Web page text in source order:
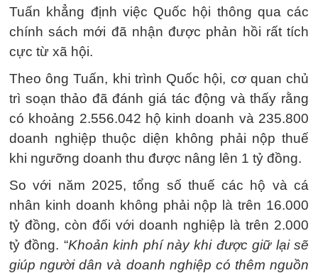
Tuấn khẳng định việc Quốc hội thông qua các
chính sách mới đã nhận được phản hồi rất tích
cực từ xã hội.
Theo ông Tuấn, khi trình Quốc hội, cơ quan chủ
trì soạn thảo đã đánh giá tác động và thấy rằng
có khoảng 2.556.042 hộ kinh doanh và 235.800
doanh nghiệp thuộc diện không phải nộp thuế
khi ngưỡng doanh thu được nâng lên 1 tỷ đồng.
So với năm 2025, tổng số thuế các hộ và cá
nhân kinh doanh không phải nộp là trên 16.000
tỷ đồng, còn đối với doanh nghiệp là trên 2.000
tỷ đồng. “Khoản kinh phí này khi được giữ lại sẽ
giúp người dân và doanh nghiệp có thêm nguồn